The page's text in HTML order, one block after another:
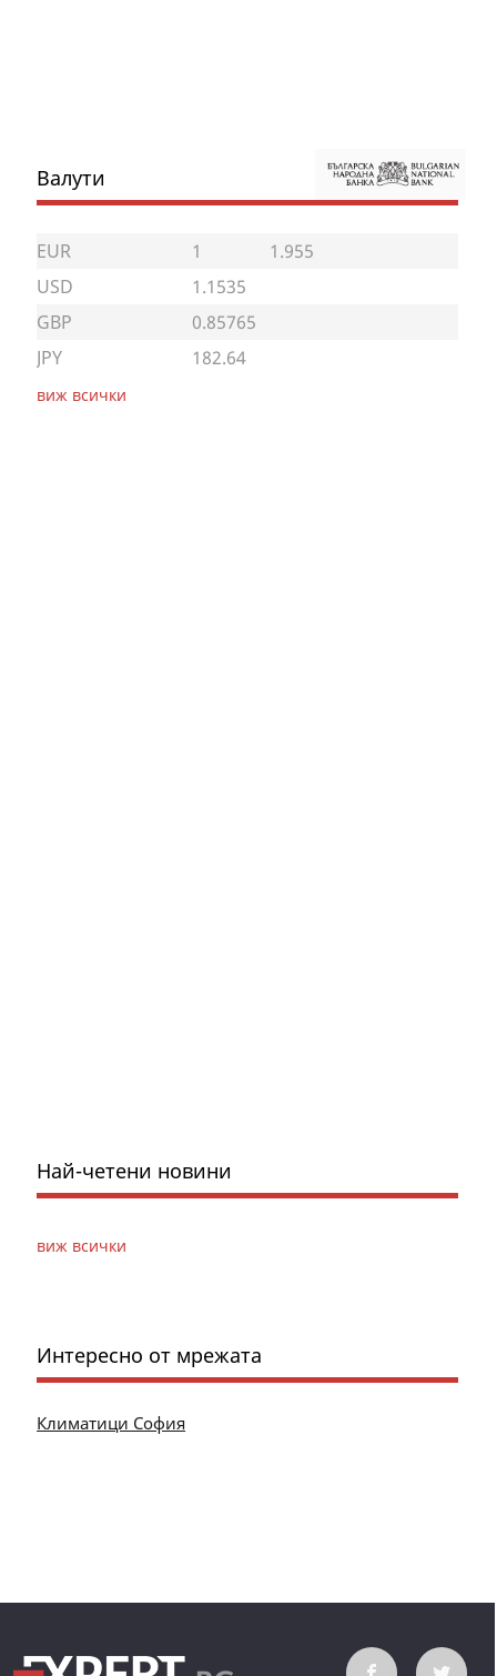
Валути
EUR 1
1.955
USD
1.1535
GBP
0.85765
JPY
182.64
виж всички
Най-четени новини
виж всички
Интересно от мрежата
Климатици София